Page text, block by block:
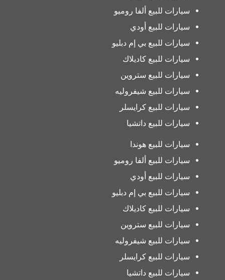
سيارات للبيع ألفا روميو
سيارات للبيع أودي
سيارات للبيع بي إم دبليو
سيارات للبيع كاديلاك
سيارات للبيع ستروين
سيارات للبيع شيفروليه
سيارات للبيع كرايسلر
سيارات للبيع داتشيا
سيارات للبيع هوندا
سيارات للبيع ألفا روميو
سيارات للبيع أودي
سيارات للبيع بي إم دبليو
سيارات للبيع كاديلاك
سيارات للبيع ستروين
سيارات للبيع شيفروليه
سيارات للبيع كرايسلر
سيارات للبيع داتشيا